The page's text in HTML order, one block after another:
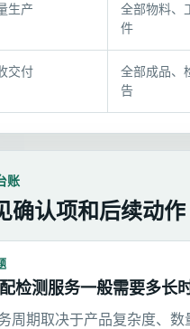
生产
全部物料、
件
交付
全部成品、
告
账
确认项和后续动作
检测服务一般需要多长
周期取决于产品复杂度、数